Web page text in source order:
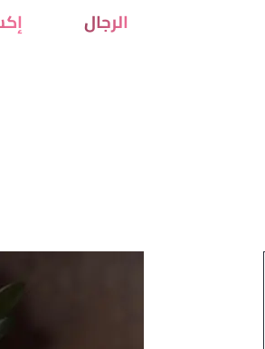
الرجال